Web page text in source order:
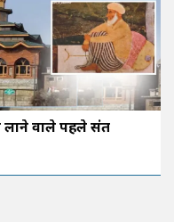
लाने वाले पहले संत